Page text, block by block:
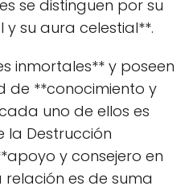
se distinguen por su
su aura celestial**.
inmortales** y poseen
de **conocimiento y
uno de ellos es
la Destrucción
y consejero en
es de suma